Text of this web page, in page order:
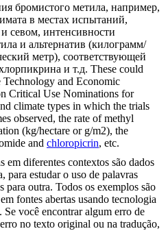
бромистого метила, например,
в местах испытаний,
севом, интенсивности
и альтернатив (килограмм/
метр), соответствующей
и т.д. These could
Technology and Economic
Critical Use Nominations for
climate types in which the trials
observed, the rate of methyl
(kg/hectare or g/m2), the
and chloropicrin, etc.
em diferentes contextos são dados
para estudar o uso de palavras
para outra. Todos os exemplos são
fontes abertas usando tecnologia
Se você encontrar algum erro de
no texto original ou na tradução,